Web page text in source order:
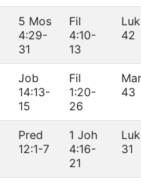
5 Mos
4:29-
31
Fil
4:10-
13
42
Job
14:13-
15
Fil
1:20-
26
43
Pred
12:1-7
1 Joh
4:16-
21
31